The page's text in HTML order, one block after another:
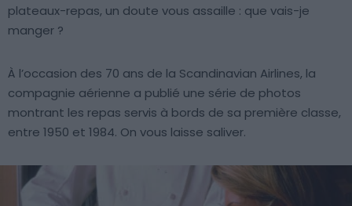
plateaux-repas, un doute vous assaille : que vais-je
manger ?
À l’occasion des 70 ans de la Scandinavian Airlines, la
compagnie aérienne a publié une série de photos
montrant les repas servis à bords de sa première classe,
entre 1950 et 1984. On vous laisse saliver.